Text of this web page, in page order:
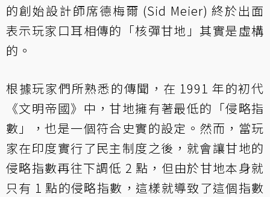
的創始設計師席德梅爾 (Sid Meier) 終於出面
表示玩家口耳相傳的「核彈甘地」其實是虛構
的。
根據玩家們所熟悉的傳聞，在 1991 年的初代
《文明帝國》中，甘地擁有著最低的「侵略指
數」，也是一個符合史實的設定。然而，當玩
家在印度實行了民主制度之後，就會讓甘地的
侵略指數再往下調低 2 點，但由於甘地本身就
只有 1 點的侵略指數，這樣就導致了這個指數